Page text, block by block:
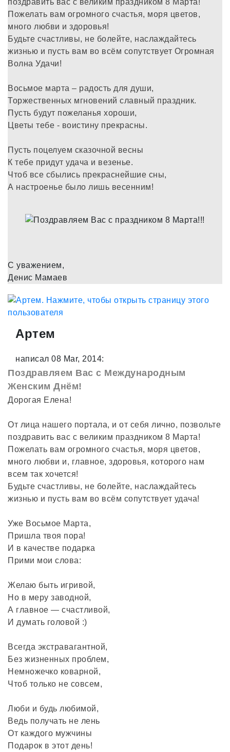
Пожелать вам огромного счастья, моря цветов,
много любви и здоровья!
Будьте счастливы, не болейте, наслаждайтесь
жизнью и пусть вам во всём сопутствует Огромная
Волна Удачи!
Восьмое марта – радость для души,
Торжественных мгновений славный праздник.
Пусть будут пожеланья хороши,
Цветы тебе - воистину прекрасны.
Пусть поцелуем сказочной весны
К тебе придут удача и везенье.
Чтоб все сбылись прекраснейшие сны,
А настроенье было лишь весенним!
С уважением,
Денис Мамаев
Артем
написал 08 Mar, 2014:
Поздравляем Вас с Международным
Женским Днём!
Дорогая Елена!
От лица нашего портала, и от себя лично, позвольте
поздравить вас с великим праздником 8 Марта!
Пожелать вам огромного счастья, моря цветов,
много любви и, главное, здоровья, которого нам
всем так хочется!
Будьте счастливы, не болейте, наслаждайтесь
жизнью и пусть вам во всём сопутствует удача!
Уже Восьмое Марта,
Пришла твоя пора!
И в качестве подарка
Прими мои слова:
Желаю быть игривой,
Но в меру заводной,
А главное — счастливой,
И думать головой :)
Всегда экстравагантной,
Без жизненных проблем,
Немножечко коварной,
Чтоб только не совсем,
Люби и будь любимой,
Ведь получать не лень
От каждого мужчины
Подарок в этот день!